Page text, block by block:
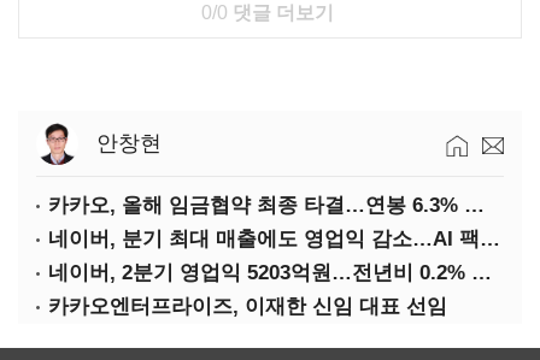
0/0 댓글 더보기
안창현
카카오, 올해 임금협약 최종 타결…연봉 6.3% 인상·격려금 300만원
네이버, 분기 최대 매출에도 영업익 감소…AI 팩토리 속도
네이버, 2분기 영업익 5203억원…전년비 0.2% 감소
카카오엔터프라이즈, 이재한 신임 대표 선임